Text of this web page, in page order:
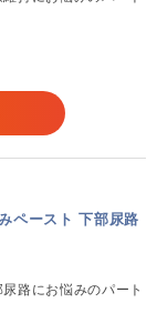
ペースト 下部尿路
路にお悩みのパート